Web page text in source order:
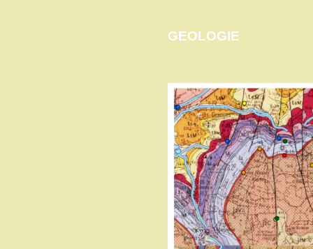
GEOLOGIE